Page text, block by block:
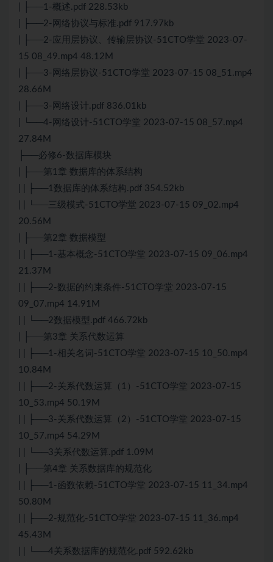
| ├──1-概述.pdf 228.53kb
| ├──2-网络协议与标准.pdf 917.97kb
| ├──2-应用层协议、传输层协议-51CTO学堂 2023-07-
15 08_49.mp4 48.12M
| ├──3-网络层协议-51CTO学堂 2023-07-15 08_51.mp4
28.66M
| ├──3-网络设计.pdf 836.01kb
| └──4-网络设计-51CTO学堂 2023-07-15 08_57.mp4
27.84M
├──必修6-数据库模块
| ├──第1章 数据库的体系结构
| | ├──1数据库的体系结构.pdf 354.52kb
| | └──三级模式-51CTO学堂 2023-07-15 09_02.mp4
20.56M
| ├──第2章 数据模型
| | ├──1-基本概念-51CTO学堂 2023-07-15 09_06.mp4
21.37M
| | ├──2-数据的约束条件-51CTO学堂 2023-07-15
09_07.mp4 14.91M
| | └──2数据模型.pdf 466.72kb
| ├──第3章 关系代数运算
| | ├──1-相关名词-51CTO学堂 2023-07-15 10_50.mp4
10.84M
| | ├──2-关系代数运算（1）-51CTO学堂 2023-07-15
10_53.mp4 50.19M
| | ├──3-关系代数运算（2）-51CTO学堂 2023-07-15
10_57.mp4 54.29M
| | └──3关系代数运算.pdf 1.09M
| ├──第4章 关系数据库的规范化
| | ├──1-函数依赖-51CTO学堂 2023-07-15 11_34.mp4
50.80M
| | ├──2-规范化-51CTO学堂 2023-07-15 11_36.mp4
45.43M
| | └──4关系数据库的规范化.pdf 592.62kb